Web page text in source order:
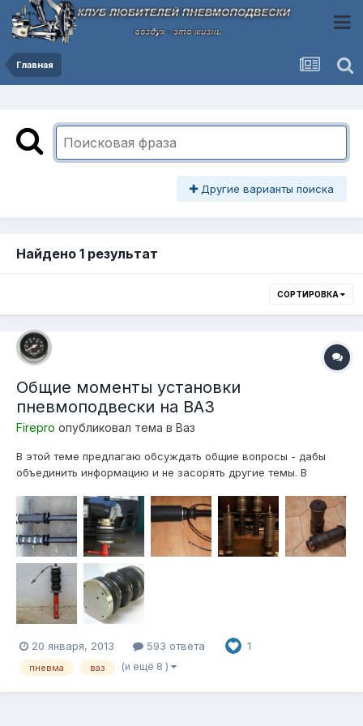
Главная
Другие варианты поиска
Найдено 1 результат
СОРТИРОВКА
Общие моменты установки
пневмоподвески на ВАЗ
Firepro опубликовал тема в Ваз
В этой теме предлагаю обсуждать общие вопросы - дабы
объединить информацию и не засорять другие темы. В
теме, где будут отражены готовые решения по установке. Из
общей массы установок можно выделить два варианта
подушек. Это подушка Ск...
20 января, 2013 593 ответа 1
пневма ваз (и ещё 8 )